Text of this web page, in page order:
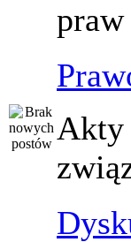
praw
Akty